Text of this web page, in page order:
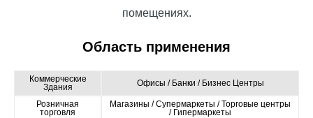
помещениях.
Область применения
Коммерческие
Здания
Офисы / Банки / Бизнес Центры
Розничная
торговля
Магазины / Супермаркеты / Торговые центры
/ Гипермаркеты